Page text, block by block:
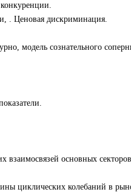
. Ценовая дискриминация.
модель сознательного
основных
циклических колебаний в